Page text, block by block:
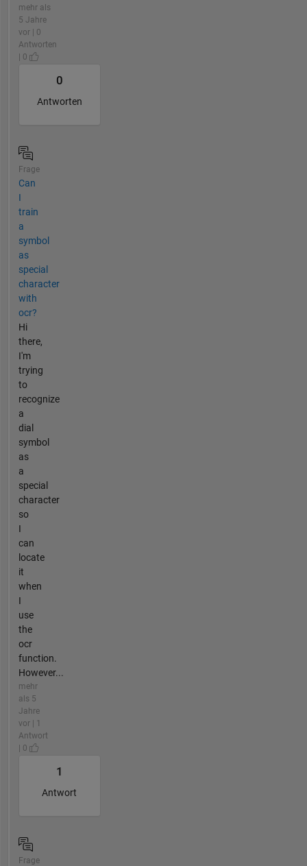
mehr als
5 Jahre
vor | 0
Antworten
| 0
0
Antworten
Frage
Can
I
train
a
symbol
as
special
character
with
ocr?
Hi
there,
I'm
trying
to
recognize
a
dial
symbol
as
a
special
character
so
I
can
locate
it
when
I
use
the
ocr
function.
However...
mehr
als 5
Jahre
vor | 1
Antwort
| 0
1
Antwort
Frage